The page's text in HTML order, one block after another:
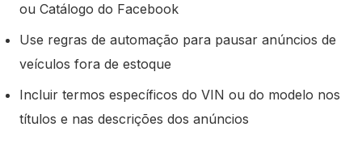
ou Catálogo do Facebook
Use regras de automação para pausar anúncios de
veículos fora de estoque
Incluir termos específicos do VIN ou do modelo nos
títulos e nas descrições dos anúncios